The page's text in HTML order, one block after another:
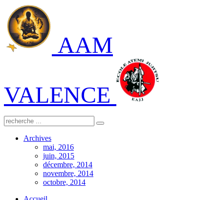
AAM
VALENCE
Archives
mai, 2016
juin, 2015
décembre, 2014
novembre, 2014
octobre, 2014